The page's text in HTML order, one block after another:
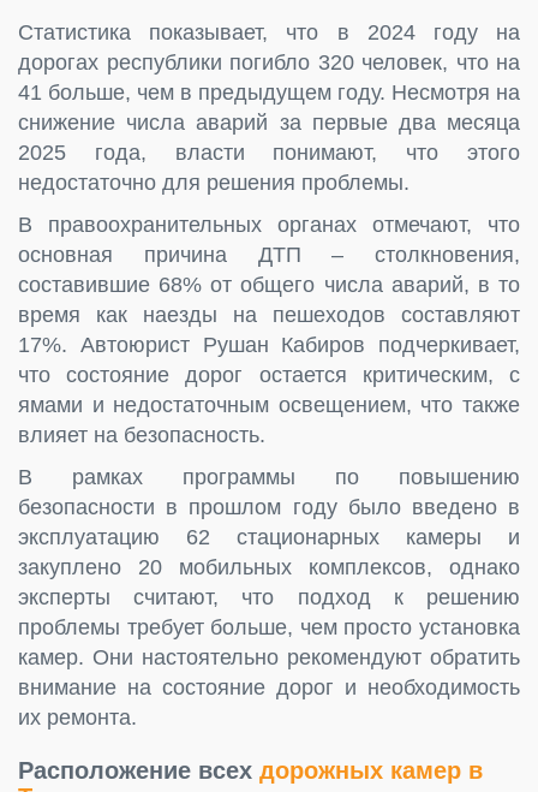
Статистика показывает, что в 2024 году на
дорогах республики погибло 320 человек, что на
41 больше, чем в предыдущем году. Несмотря на
снижение числа аварий за первые два месяца
2025 года, власти понимают, что этого
недостаточно для решения проблемы.
В правоохранительных органах отмечают, что
основная причина ДТП – столкновения,
составившие 68% от общего числа аварий, в то
время как наезды на пешеходов составляют
17%. Автоюрист Рушан Кабиров подчеркивает,
что состояние дорог остается критическим, с
ямами и недостаточным освещением, что также
влияет на безопасность.
В рамках программы по повышению
безопасности в прошлом году было введено в
эксплуатацию 62 стационарных камеры и
закуплено 20 мобильных комплексов, однако
эксперты считают, что подход к решению
проблемы требует больше, чем просто установка
камер. Они настоятельно рекомендуют обратить
внимание на состояние дорог и необходимость
их ремонта.
Расположение всех дорожных камер в